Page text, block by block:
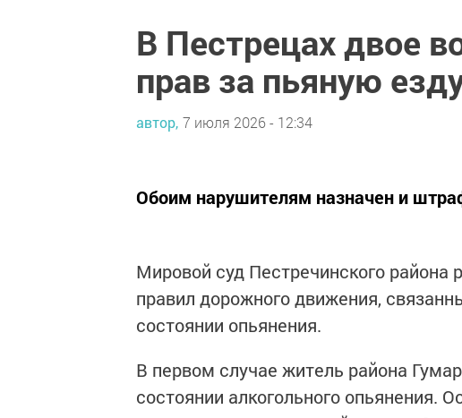
В Пестрецах двое
прав за пьяную
автор, 7 июля 2026 - 12:34
Обоим нарушителям назначен и
Мировой суд Пестречинского района
правил дорожного движения,
состоянии опьянения.
В первом случае житель района
состоянии алкогольного опьянения.